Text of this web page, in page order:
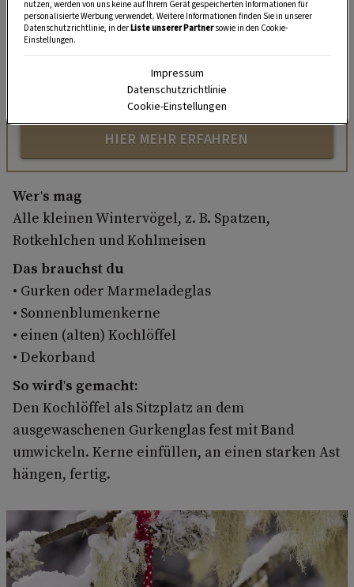
Nutzen Sie WhatsApp auf Ihrem Handy und lieben es, auf
dem Balkon, der Terrasse oder im Garten zu werkeln? In
unserem kostenlosen WhatsApp-Kanal finden Sie täglich
Tipps und Tricks für Garten, Terrasse, Balkon- und
HIER MEHR ERFAHREN
Wer's mag
Alle kleinen Wintervögel, z. B. Spatzen,
Rotkehlchen und Kohlmeisen
Das brauchst du
• Gurken­ oder Marmeladeglas
• Sonnenblumenkerne
• einen (alten) Kochlöffel
• Dekorband
So wird's gemacht:
Den Kochlöffel als Sitzplatz an dem
ausgewaschenen Gurkenglas fest mit Band
umwickeln. Kerne einfüllen, an einen starken Ast
hängen, fertig.
nutzen, werden von uns keine auf Ihrem Gerät gespeicherten Informationen für
personalisierte Werbung verwendet. Weitere Informationen finden Sie in unserer
Datenschutzrichtlinie, in derListe unserer Partnersowie in den Cookie-
Einstellungen.
Impressum
Datenschutzrichtlinie
Cookie-Einstellungen